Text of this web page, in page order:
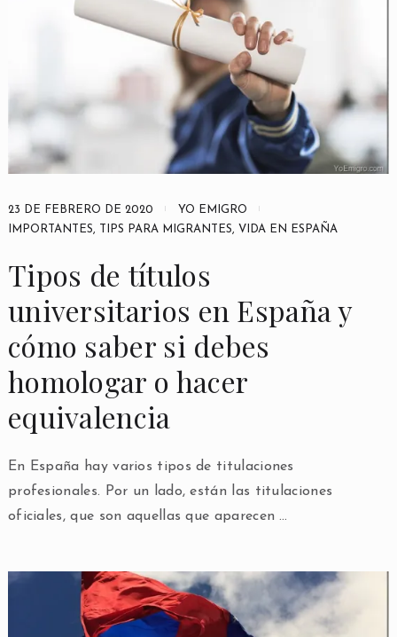
23 DE FEBRERO DE 2020
YO EMIGRO
IMPORTANTES, TIPS PARA MIGRANTES, VIDA EN ESPAÑA
Tipos de títulos
universitarios en España y
cómo saber si debes
homologar o hacer
equivalencia
En España hay varios tipos de titulaciones
profesionales. Por un lado, están las titulaciones
oficiales, que son aquellas que aparecen …